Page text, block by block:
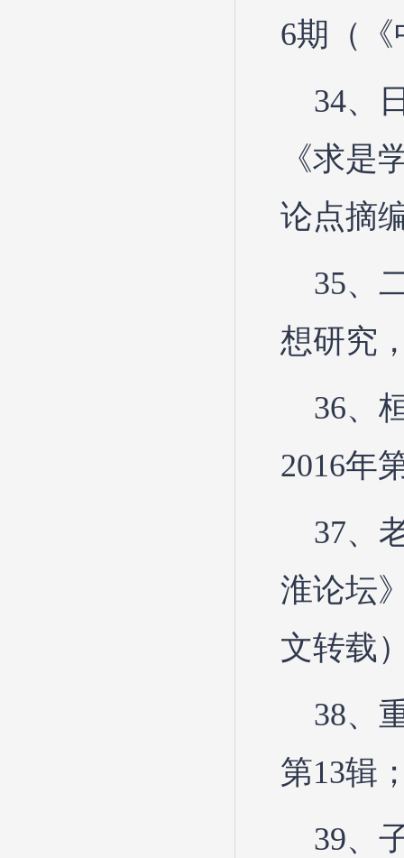
6期（
34、
《求是
论点摘
35、
想研究
36、
2016年
37、
淮论坛
文转载
38、
第13辑
39、